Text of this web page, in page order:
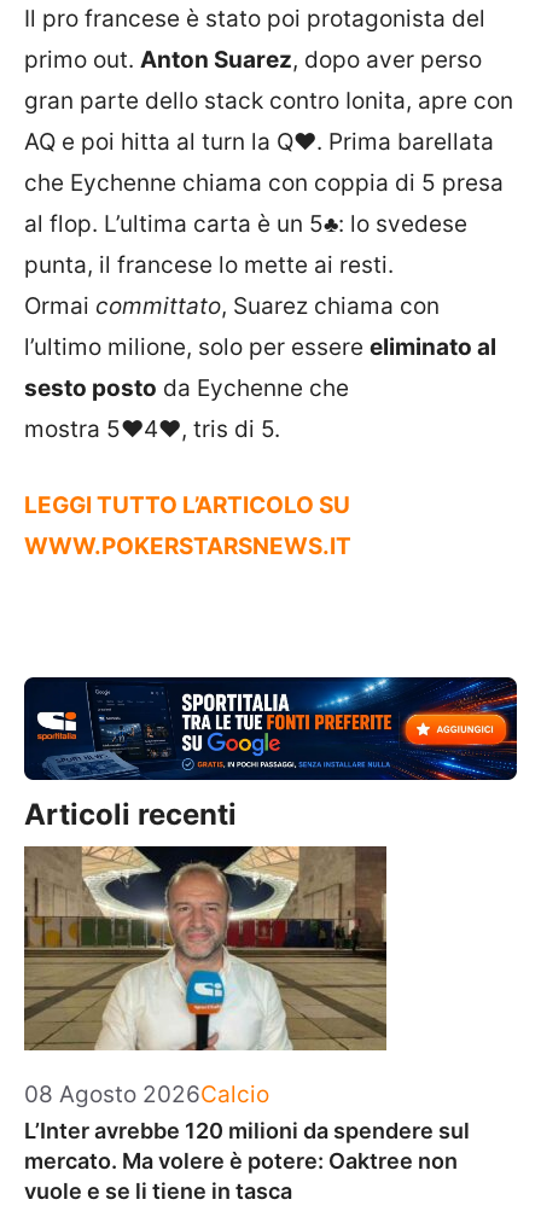
Il pro francese è stato poi protagonista del
primo out. Anton Suarez, dopo aver perso
gran parte dello stack contro Ionita, apre con
AQ e poi hitta al turn la Q♥. Prima barellata
che Eychenne chiama con coppia di 5 presa
al flop. L’ultima carta è un 5♣: lo svedese
punta, il francese lo mette ai resti.
Ormai committato, Suarez chiama con
l’ultimo milione, solo per essere eliminato al
sesto posto da Eychenne che
mostra 5♥4♥, tris di 5.
LEGGI TUTTO L’ARTICOLO SU
WWW.POKERSTARSNEWS.IT
Articoli recenti
08 Agosto 2026Categorie
Calcio
L’Inter avrebbe 120 milioni da spendere sul
mercato. Ma volere è potere: Oaktree non
vuole e se li tiene in tasca